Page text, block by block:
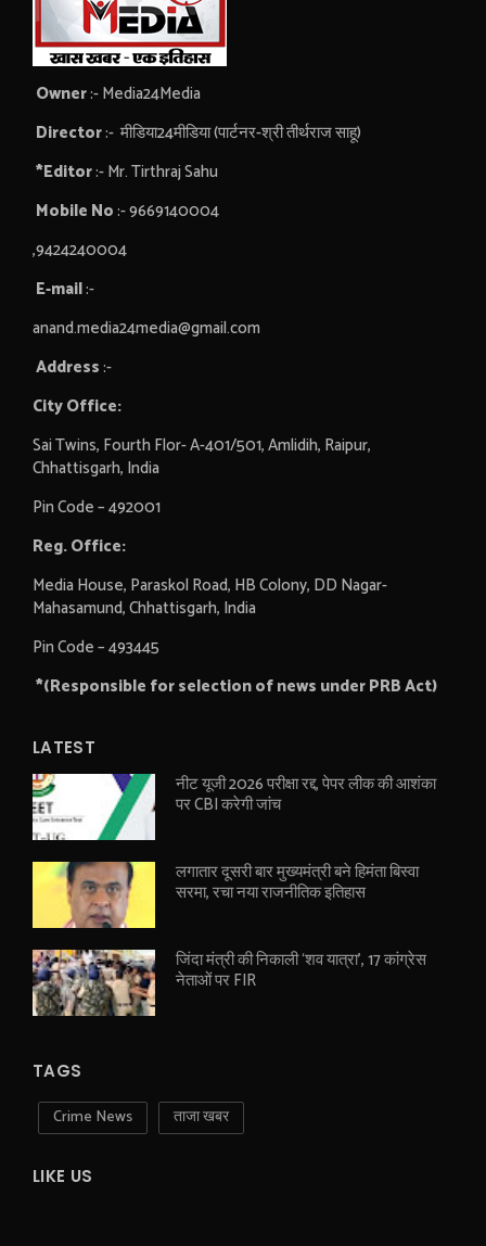
Owner:- Media24Media
Director:- मीडिया24मीडिया (पार्टनर-श्री तीर्थराज साहू)
*Editor:- Mr. Tirthraj Sahu
Mobile No:- 9669140004
,9424240004
E-mail:-
anand.media24media@gmail.com
Address:-
City Office:
Sai Twins, Fourth Flor- A-401/501, Amlidih, Raipur,
Chhattisgarh, India
Pin Code – 492001
Reg. Office:
Media House, Paraskol Road, HB Colony, DD Nagar-
Mahasamund, Chhattisgarh, India
Pin Code – 493445
*(Responsible for selection of news under PRB Act)
LATEST
नीट यूजी 2026 परीक्षा रद्द, पेपर लीक की आशंका
पर CBI करेगी जांच
लगातार दूसरी बार मुख्यमंत्री बने हिमंता बिस्वा
सरमा, रचा नया राजनीतिक इतिहास
जिंदा मंत्री की निकाली ‘शव यात्रा’, 17 कांग्रेस
नेताओं पर FIR
TAGS
Crime News ताजा खबर
LIKE US